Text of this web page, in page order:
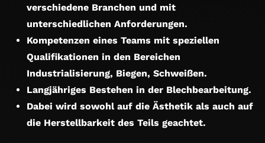
verschiedene Branchen und mit
unterschiedlichen Anforderungen.
Kompetenzen eines Teams mit speziellen
Qualifikationen in den Bereichen
Industrialisierung, Biegen, Schweißen.
Langjähriges Bestehen in der Blechbearbeitung.
Dabei wird sowohl auf die Ästhetik als auch auf
die Herstellbarkeit des Teils geachtet.